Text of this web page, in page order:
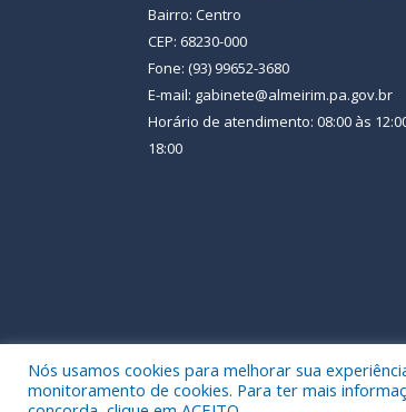
Bairro: Centro
CEP: 68230-000
Fone: (93) 99652-3680
E-mail: gabinete@almeirim.pa.gov.br
Horário de atendimento: 08:00 às
18:00
Todos os direitos reservados a
Nós usamos cookies para melhorar sua
monitoramento de cookies. Para ter mais